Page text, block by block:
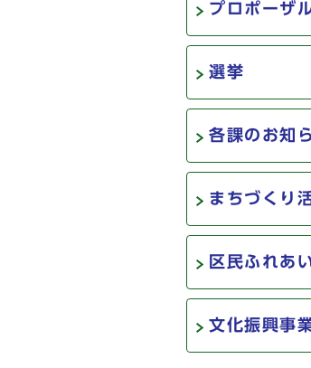
プロポーザ
選挙
各課のお知
まちづくり
区民ふれあ
文化振興事